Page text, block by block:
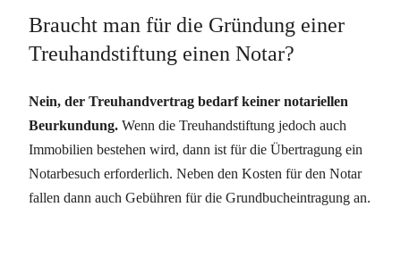
Braucht man für die Gründung einer
Treuhandstiftung einen Notar?
Nein, der Treuhandvertrag bedarf keiner notariellen
Beurkundung. Wenn die Treuhandstiftung jedoch auch
Immobilien bestehen wird, dann ist für die Übertragung ein
Notarbesuch erforderlich. Neben den Kosten für den Notar
fallen dann auch Gebühren für die Grundbucheintragung an.